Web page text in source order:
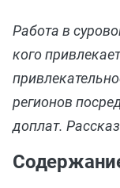
Работа в
кого
регионов
доплат.